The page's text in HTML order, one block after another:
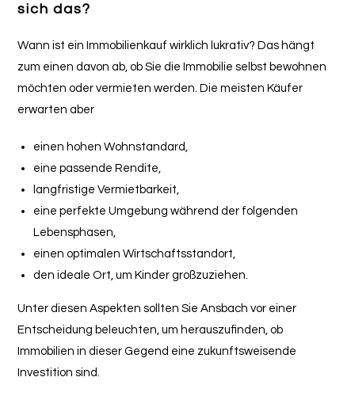
sich das?
Wann ist ein Immobilienkauf wirklich lukrativ? Das hängt
zum einen davon ab, ob Sie die Immobilie selbst bewohnen
möchten oder vermieten werden. Die meisten Käufer
erwarten aber
einen hohen Wohnstandard,
eine passende Rendite,
langfristige Vermietbarkeit,
eine perfekte Umgebung während der folgenden
Lebensphasen,
einen optimalen Wirtschaftsstandort,
den ideale Ort, um Kinder großzuziehen.
Unter diesen Aspekten sollten Sie Ansbach vor einer
Entscheidung beleuchten, um herauszufinden, ob
Immobilien in dieser Gegend eine zukunftsweisende
Investition sind.